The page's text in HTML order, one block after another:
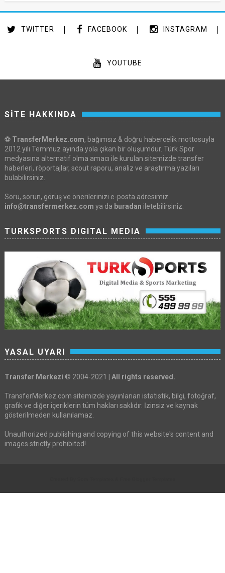
TWITTER FACEBOOK INSTAGRAM
YOUTUBE
SİTE HAKKINDA
⚽ TransferMerkez.com, bağımsız & doğru habercelik mottosuyla
2012 yılı Temmuz ayında yola çıkan bir oluşumdur. Türk Spor
medyasına alternatif olma amacı ile kurulan sitemizde transfer
haberleri, röportajlar, scout raporu, analiz ve araştırma yazıları
bulabilirsiniz.
Soru, sorun, görüş ve önerilerinizi e-posta adresimiz
info@transfermerkez.com ya da buradan iletebilirsiniz.
TURKSPORTS DIGITAL MEDIA
YASAL UYARI
Transfer Merkezi © 2004-2021 | All rights reserved.
TransferMerkez.com sitemizde yayınlanan istatistik, bilgi, fotoğraf,
grafik ve diğer içeriklerin tüm hakları saklıdır. İzinsiz ve kaynak
gösterilmeden kullanılamaz.
Unauthorized publishing and copying of this website's content and
images strictly prohibited!